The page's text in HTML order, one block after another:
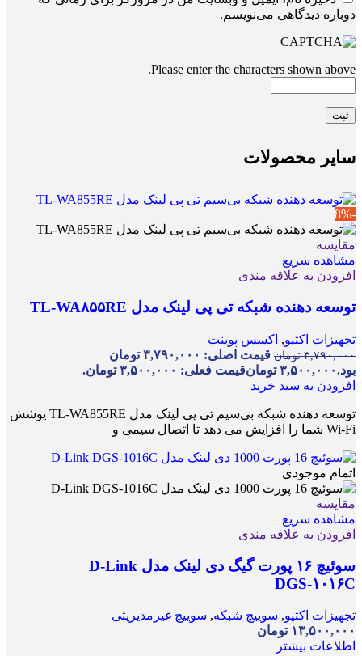
دوباره دیدگاهی می‌نویسم.
Please enter the characters shown above.
سایر محصولات
-8%
مقایسه
مشاهده سریع
افزودن به علاقه مندی
توسعه دهنده شبکه تی پی لینک مدل TL-WA۸۵۵RE
تجهیزات اکتیو, اکسس پوینت
۳,۷۹۰,۰۰۰ تومان
قیمت اصلی: ۳,۷۹۰,۰۰۰ تومان
بود.۳,۵۰۰,۰۰۰ تومانقیمت فعلی: ۳,۵۰۰,۰۰۰ تومان.
افزودن به سبد خرید
توسعه دهنده شبکه بی‌سیم تی پی لینک مدل TL-WA855RE پوشش
Wi-Fi شما را افزایش می دهد تا اتصال سیمی و
اتمام موجودی
مقایسه
مشاهده سریع
افزودن به علاقه مندی
سوئیچ ۱۶ پورت گیگ دی لینک مدل D-Link
DGS-۱۰۱۶C
تجهیزات اکتیو, سوییچ شبکه, سوییچ غیرمدیریتی
۱۳,۵۰۰,۰۰۰ تومان
اطلاعات بیشتر